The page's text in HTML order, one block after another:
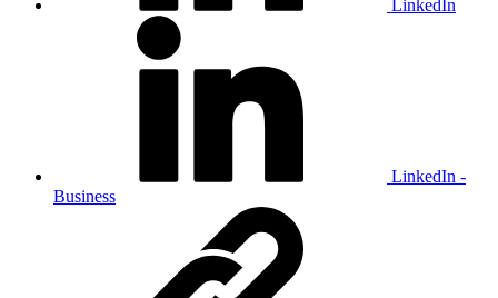
LinkedIn
LinkedIn -
Business